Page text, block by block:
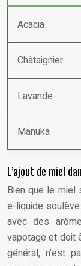
Acacia
Châtaignier
Lavande
Manuka
L’ajout de miel
Bien que le miel
e-liquide
avec des
vapotage et doit
général, n’est